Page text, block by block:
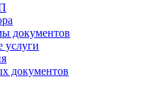
документов
услуги
документов